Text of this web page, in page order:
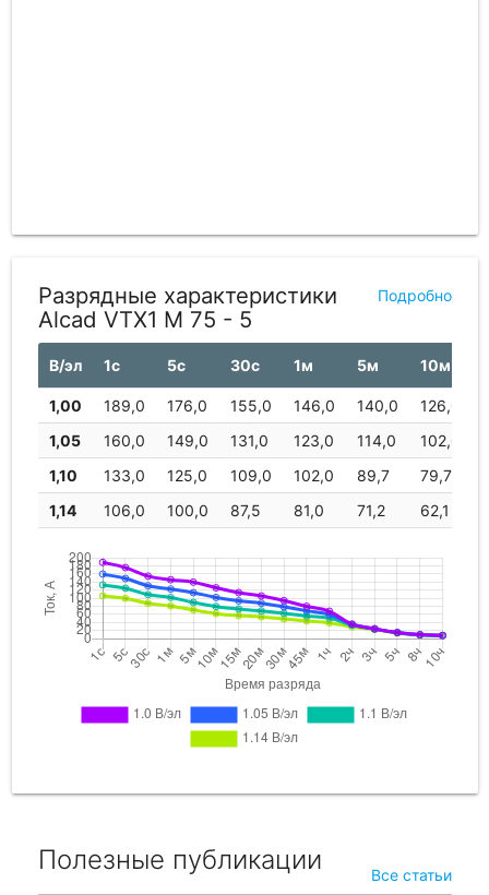
Разрядные характеристики
Alcad VTX1 M 75 - 5
Подробно
В/эл 1с 5с 30с 1м 5м 10м
1,00 189,0 176,0 155,0 146,0 140,0 126,0
1,05
160,0 149,0 131,0 123,0 114,0 102,0
1,10
133,0 125,0 109,0 102,0 89,7 79,7
1,14
106,0 100,0 87,5 81,0 71,2 62,1
Полезные публикации Все статьи